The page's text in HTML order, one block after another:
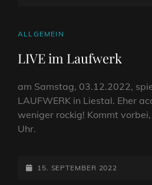
CAT
ALLGEMEIN
LIVE im Laufwerk
am Samstag, 03.12.2022,
LAUFWERK in Liestal. Eher
weniger rockig! Kommt
Uhr.
POSTED-
15. SEPTEMBER 2022